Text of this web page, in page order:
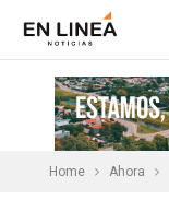
Home Ahora